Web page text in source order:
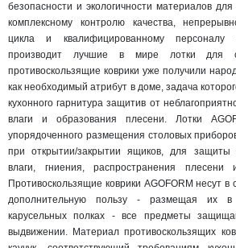
безопасности и экологичности материалов
комплексному контролю качества,
цикла и квалифицированному персоналу
производит лучшие в мире лотки для
противоскользящие коврики уже получили
как необходимый атрибут в доме, задача
кухонного гарнитура защитив от
влаги и образования плесени. Лотки
упорядоченного размещения столовых
при открытии/закрытии ящиков, для защиты
влаги, гниения, распространения плесени
Противоскользящие коврики AGOFORM несут в
дополнительную пользу - размещая их
карусельных полках - все предметы
выдвижении. Материал противоскользящих